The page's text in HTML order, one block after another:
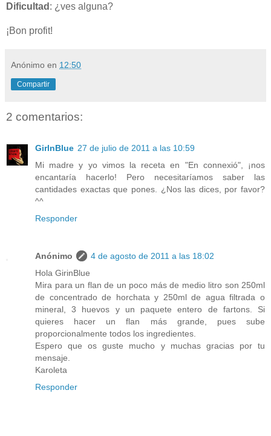
Dificultad : ¿ves alguna?
¡Bon profit!
Anónimo en 12:50
Compartir
2 comentarios:
GirlnBlue 27 de julio de 2011 a las 10:59
Mi madre y yo vimos la receta en "En connexió", ¡nos
encantaría hacerlo! Pero necesitaríamos saber las
cantidades exactas que pones. ¿Nos las dices, por favor?
^^
Responder
Anónimo
4 de agosto de 2011 a las 18:02
Hola GirinBlue
Mira para un flan de un poco más de medio litro son 250ml
de concentrado de horchata y 250ml de agua filtrada o
mineral, 3 huevos y un paquete entero de fartons. Si
quieres hacer un flan más grande, pues sube
proporcionalmente todos los ingredientes.
Espero que os guste mucho y muchas gracias por tu
mensaje.
Karoleta
Responder